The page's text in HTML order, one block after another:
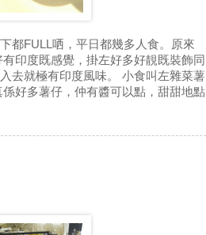
都FULL哂，平日都幾多人食。原來
印度既感覺，掛左好多好靚既裝飾同
去就極有印度風味。 小食叫左雜菜薯
好多薯仔，仲有醬可以點，甜甜地點